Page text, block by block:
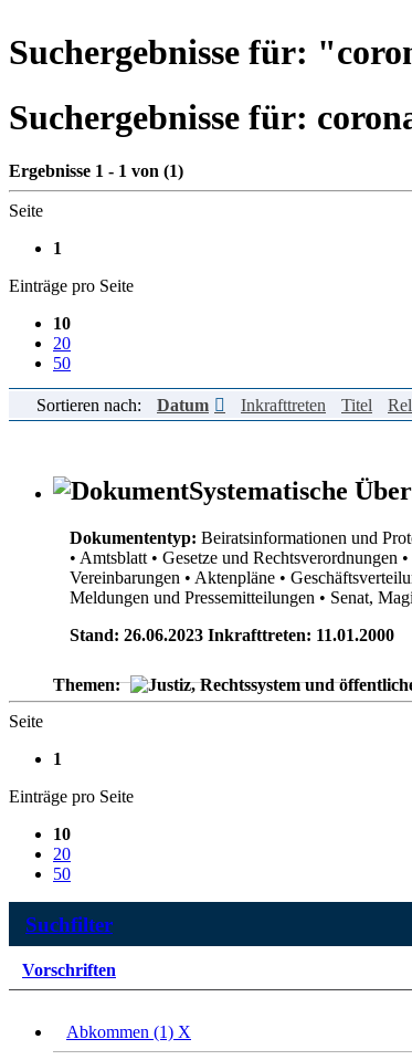
Suchergebnisse für: "
Suchergebnisse für:
Ergebnisse 1 - 1 von (1)
Seite
1
Einträge pro Seite
10
20
50
Sortieren nach: Datum Inkrafttreten Titel
Systematische
Dokumententyp: Beiratsinformationen und
• Amtsblatt • Gesetze und Rechtsverordnungen
Vereinbarungen • Aktenpläne •
Meldungen und Pressemitteilungen • Senat,
Stand: 26.06.2023 Inkrafttreten: 11.01.2000
Themen:
Seite
1
Einträge pro Seite
10
20
50
Suchfilter
Vorschriften
Abkommen (1) X